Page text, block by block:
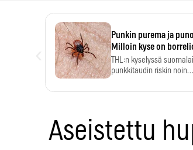
Punkin purema ja
Milloin kyse on
THL:n kyselyssä
punkkitaudin riskin noin
Aseistettu